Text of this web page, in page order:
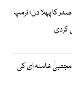
کا پہلا دن؛ ٹرمپ
کردی
مجتبیٰ خامنہ ای کی